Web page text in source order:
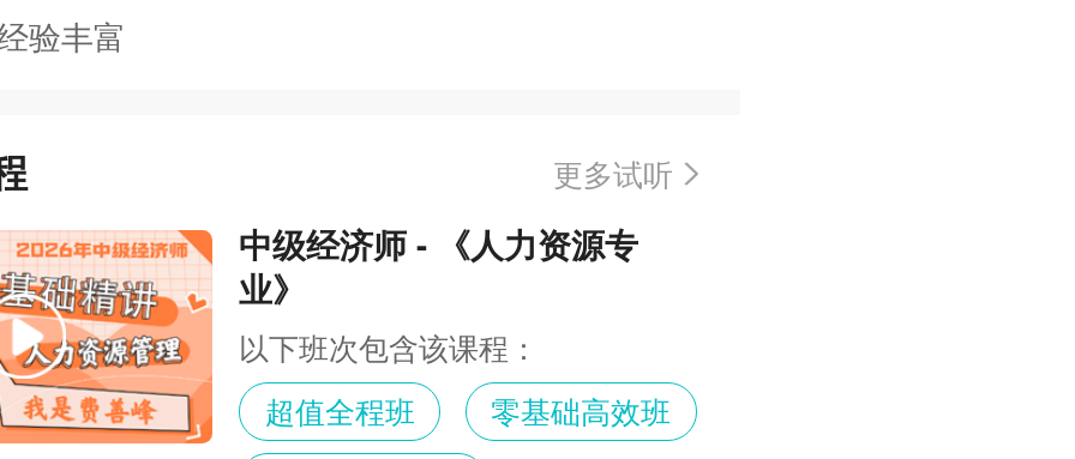
验丰富
更多试听
中级经济师 - 《人力资源专
业》
以下班次包含该课程：
超值全程班
零基础高效班